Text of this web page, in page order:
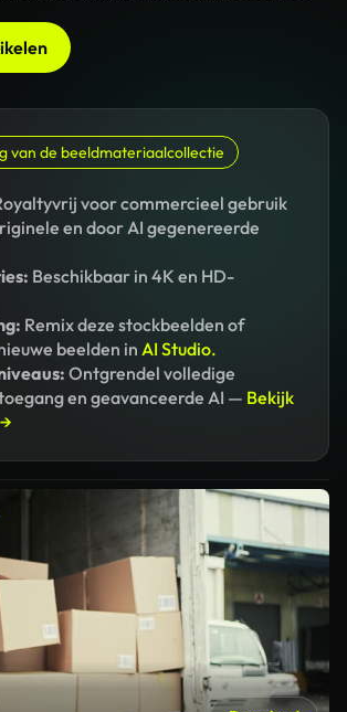
van de beeldmateriaalcollectie
voor commercieel gebruik
en door AI gegenereerde
Beschikbaar in 4K en HD-
Remix deze stockbeelden of
beelden in AI Studio.
Ontgrendel volledige
en geavanceerde AI — Bekijk